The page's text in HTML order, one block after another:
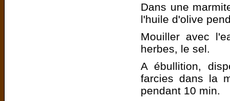
Dans une
l'huile d'olive
Mouiller avec
herbes, le sel.
A ébullition,
farcies dans la
pendant 10 min.